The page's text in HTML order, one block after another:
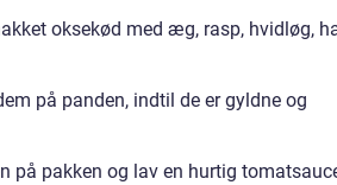
oksekød med æg, rasp, hvidløg,
på panden, indtil de er gyldne og
på pakken og lav en hurtig